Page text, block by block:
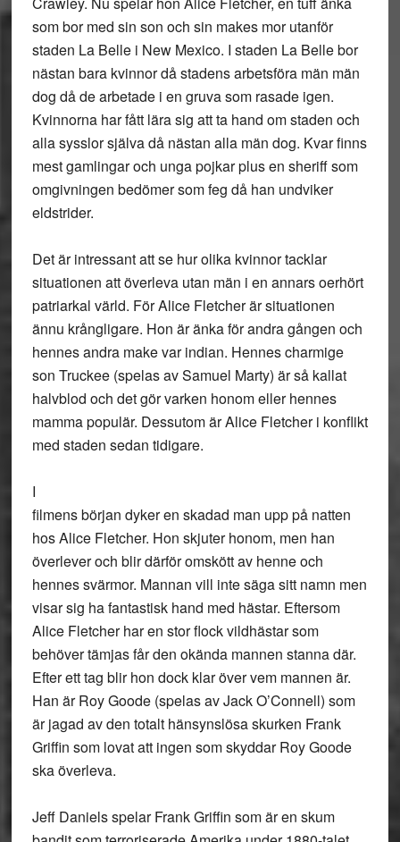
som bor med sin son och sin makes mor utanför
staden La Belle i New Mexico. I staden La Belle bor
nästan bara kvinnor då stadens arbetsföra män män
dog då de arbetade i en gruva som rasade igen.
Kvinnorna har fått lära sig att ta hand om staden och
alla sysslor själva då nästan alla män dog. Kvar finns
mest gamlingar och unga pojkar plus en sheriff som
omgivningen bedömer som feg då han undviker
eldstrider.
Det är intressant att se hur olika kvinnor tacklar
situationen att överleva utan män i en annars oerhört
patriarkal värld. För Alice Fletcher är situationen
ännu krångligare. Hon är änka för andra gången och
hennes andra make var indian. Hennes charmige
son Truckee (spelas av Samuel Marty) är så kallat
halvblod och det gör varken honom eller hennes
mamma populär. Dessutom är Alice Fletcher i konflikt
med staden sedan tidigare.
I
filmens början dyker en skadad man upp på natten
hos Alice Fletcher. Hon skjuter honom, men han
överlever och blir därför omskött av henne och
hennes svärmor. Mannan vill inte säga sitt namn men
visar sig ha fantastisk hand med hästar. Eftersom
Alice Fletcher har en stor flock vildhästar som
behöver tämjas får den okända mannen stanna där.
Efter ett tag blir hon dock klar över vem mannen är.
Han är Roy Goode (spelas av Jack O’Connell) som
är jagad av den totalt hänsynslösa skurken Frank
Griffin som lovat att ingen som skyddar Roy Goode
ska överleva.
Jeff Daniels spelar Frank Griffin som är en skum